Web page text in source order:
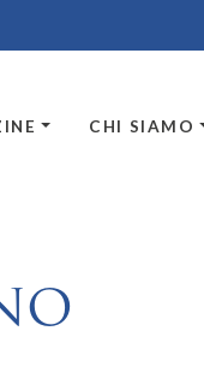
CHI SIAMO